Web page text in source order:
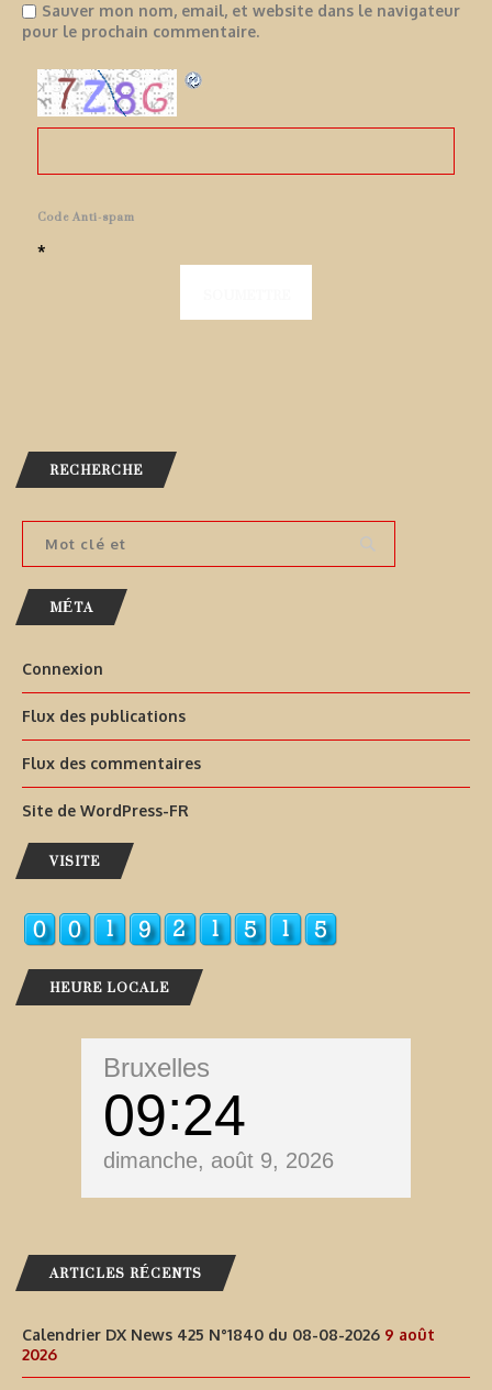
Sauver mon nom, email, et website dans le navigateur
pour le prochain commentaire.
Code Anti-spam
*
RECHERCHE
MÉTA
Connexion
Flux des publications
Flux des commentaires
Site de WordPress-FR
VISITE
HEURE LOCALE
Bruxelles
09 24
dimanche, août 9, 2026
ARTICLES RÉCENTS
Calendrier DX News 425 N°1840 du 08-08-2026 9 août
2026